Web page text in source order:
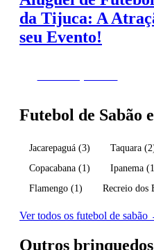
da Tijuca: A
seu Evento!
Futebol de Sabão
Jacarepaguá(3) Taquara
Copacabana(1) Ipanema
Flamengo(1) Recreio dos
Ver todos os futebol de sabão
Outros